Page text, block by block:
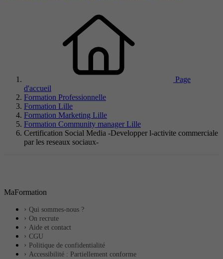
Page
d'accueil
Formation Professionnelle
Formation Lille
Formation Marketing Lille
Formation Community manager Lille
Certification Social Media -Developper l-activite commerciale
par les reseaux sociaux-
MaFormation
Qui sommes-nous ?
On recrute
Aide et contact
CGU
Politique de confidentialité
Accessibilité : Partiellement conforme